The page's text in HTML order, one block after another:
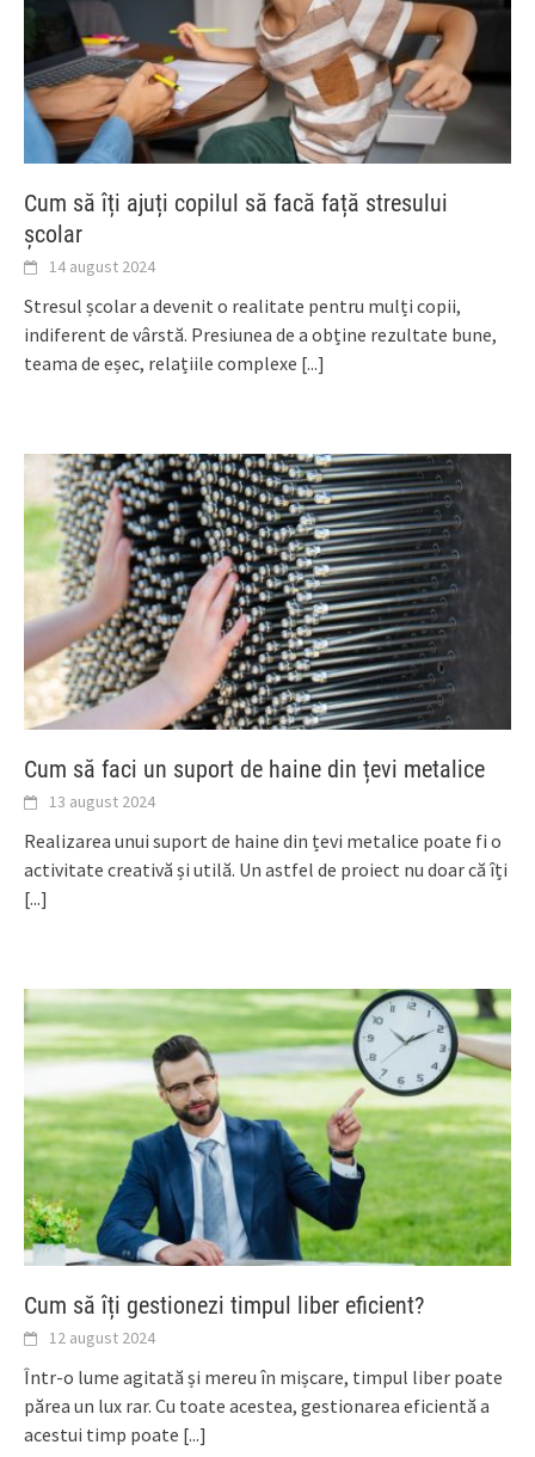
Cum să îți ajuți copilul să facă față stresului
școlar
14 august 2024
Stresul școlar a devenit o realitate pentru mulți copii,
indiferent de vârstă. Presiunea de a obține rezultate bune,
teama de eșec, relațiile complexe [...]
Cum să faci un suport de haine din țevi metalice
13 august 2024
Realizarea unui suport de haine din țevi metalice poate fi o
activitate creativă și utilă. Un astfel de proiect nu doar că îți
[...]
Cum să îți gestionezi timpul liber eficient?
12 august 2024
Într-o lume agitată și mereu în mișcare, timpul liber poate
părea un lux rar. Cu toate acestea, gestionarea eficientă a
acestui timp poate [...]